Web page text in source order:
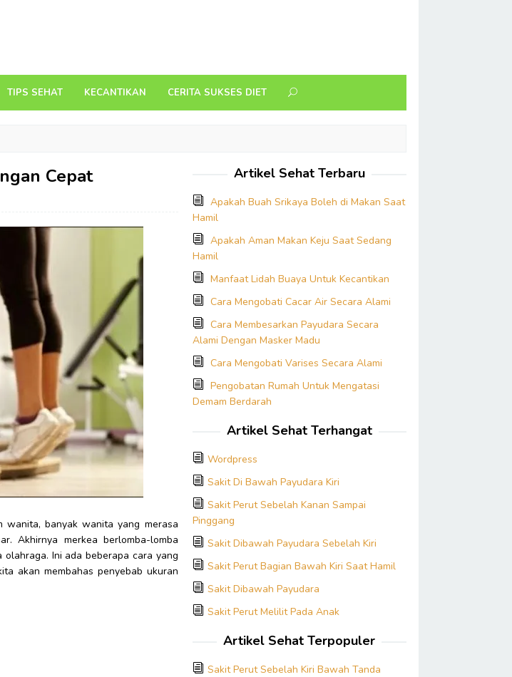
TIPS SEHAT KECANTIKAN CERITA SUKSES DIET
Cepat
wanita, banyak wanita yang merasa
Akhirnya merkea berlomba-lomba
Ini ada beberapa cara yang
akan membahas penyebab ukuran
Artikel Sehat Terbaru
Apakah Buah Srikaya Boleh di Makan Saat
Hamil
Apakah Aman Makan Keju Saat Sedang
Hamil
Manfaat Lidah Buaya Untuk Kecantikan
Cara Mengobati Cacar Air Secara Alami
Cara Membesarkan Payudara Secara
Alami Dengan Masker Madu
Cara Mengobati Varises Secara Alami
Pengobatan Rumah Untuk Mengatasi
Demam Berdarah
Artikel Sehat Terhangat
Wordpress
Sakit Di Bawah Payudara Kiri
Sakit Perut Sebelah Kanan Sampai
Pinggang
Sakit Dibawah Payudara Sebelah Kiri
Sakit Perut Bagian Bawah Kiri Saat Hamil
Sakit Dibawah Payudara
Sakit Perut Melilit Pada Anak
Artikel Sehat Terpopuler
Sakit Perut Sebelah Kiri Bawah Tanda